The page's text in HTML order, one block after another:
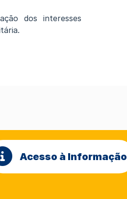
dos interesses
Acesso à Informação